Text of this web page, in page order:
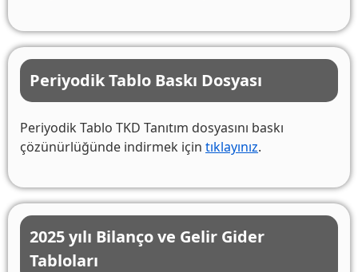
Periyodik Tablo Baskı Dosyası
Periyodik Tablo TKD Tanıtım dosyasını baskı
çözünürlüğünde indirmek için tıklayınız.
2025 yılı Bilanço ve Gelir Gider
Tabloları